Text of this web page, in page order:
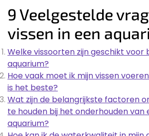
9 Veelgestelde
vissen in een
Welke vissoorten zijn geschikt voor
aquarium?
Hoe vaak moet ik mijn vissen
is het beste?
Wat zijn de belangrijkste factoren
te houden bij het onderhouden van
aquarium?